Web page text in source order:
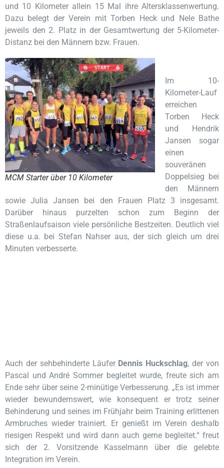
und 10 Kilometer allein 15 Mal ihre Altersklassenwertung.
Dazu belegt der Verein mit Torben Heck und Nele Bathe
jeweils den 2. Platz in der Gesamtwertung der 5-Kilometer-
Distanz bei den Männern bzw. Frauen.
MCM Starter über 10 Kilometer
Im 10-
Kilometer-Lauf
erreichen
Torben Heck
und Hendrik
Jansen sogar
einen
souveränen
Doppelsieg bei
den Männern
sowie Julia Jansen bei den Frauen Platz 3 insgesamt.
Darüber hinaus purzelten schon zum Beginn der
Straßenlaufsaison viele persönliche Bestzeiten. Deutlich viel
diese u.a. bei Stefan Nahser aus, der sich gleich um drei
Minuten verbesserte.
Auch der sehbehinderte LäuferDennis Huckschlag, der von
Pascal und André Sommer begleitet wurde, freute sich am
Ende sehr über seine 2-minütige Verbesserung. „Es ist immer
wieder bewundernswert, wie konsequent er trotz seiner
Behinderung und seines im Frühjahr beim Training erlittenen
Armbruches wieder trainiert. Er genießt im Verein deshalb
riesigen Respekt und wird dann auch gerne begleitet.“ freut
sich der 2. Vorsitzende Kasselmann über die gelebte
Integration im Verein.